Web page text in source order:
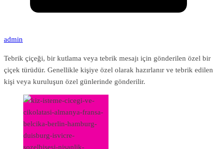
admin
Tebrik çiçeği, bir kutlama veya tebrik mesajı için gönderilen özel bir
çiçek türüdür. Genellikle kişiye özel olarak hazırlanır ve tebrik edilen
kişi veya kuruluşun özel günlerinde gönderilir.